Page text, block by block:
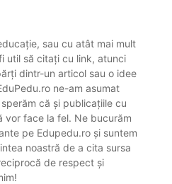
sau cu atât mai mult
util să citați cu link, atunci
dintr-un articol sau o idee
ne-am asumat
că și publicațiile cu
vor face la fel. Ne bucurăm
pe Edupedu.ro și suntem
noastră de a cita sursa
de respect și